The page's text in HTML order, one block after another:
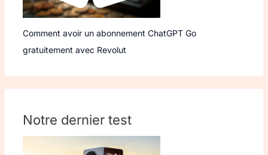
Comment avoir un abonnement ChatGPT Go
gratuitement avec Revolut
Notre dernier test